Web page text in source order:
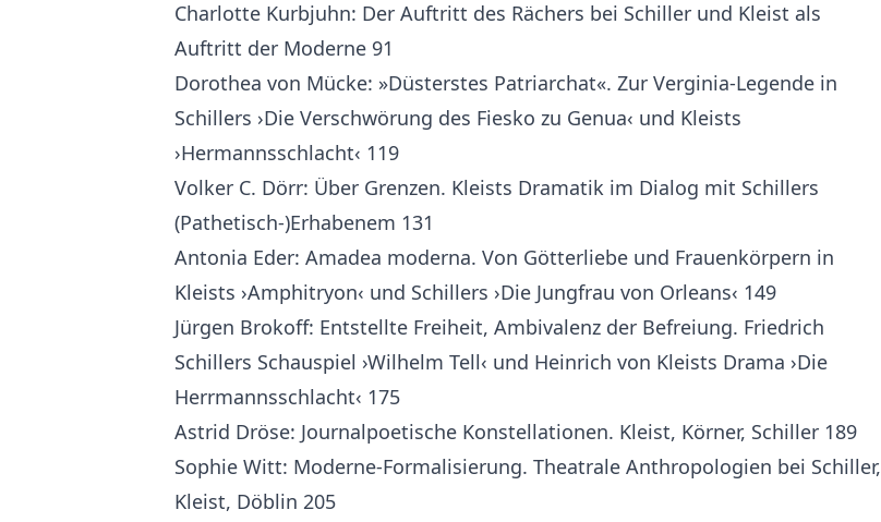
Charlotte Kurbjuhn: Der Auftritt des Rächers bei Schiller und Kleist als
Auftritt der Moderne 91
Dorothea von Mücke: »Düsterstes Patriarchat«. Zur Verginia-Legende in
Schillers ›Die Verschwörung des Fiesko zu Genua‹ und Kleists
›Hermannsschlacht‹ 119
Volker C. Dörr: Über Grenzen. Kleists Dramatik im Dialog mit Schillers
(Pathetisch-)Erhabenem 131
Antonia Eder: Amadea moderna. Von Götterliebe und Frauenkörpern in
Kleists ›Amphitryon‹ und Schillers ›Die Jungfrau von Orleans‹ 149
Jürgen Brokoff: Entstellte Freiheit, Ambivalenz der Befreiung. Friedrich
Schillers Schauspiel ›Wilhelm Tell‹ und Heinrich von Kleists Drama ›Die
Herrmannsschlacht‹ 175
Astrid Dröse: Journalpoetische Konstellationen. Kleist, Körner, Schiller 189
Sophie Witt: Moderne-Formalisierung. Theatrale Anthropologien bei Schiller,
Kleist, Döblin 205